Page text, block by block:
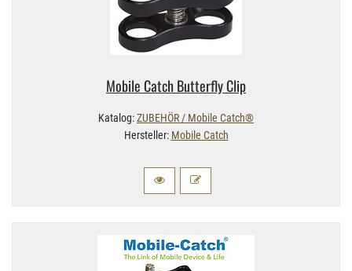
Mobile Catch Butterfly Clip
Katalog:ZUBEHÖR / Mobile Catch®
Hersteller: Mobile Catch